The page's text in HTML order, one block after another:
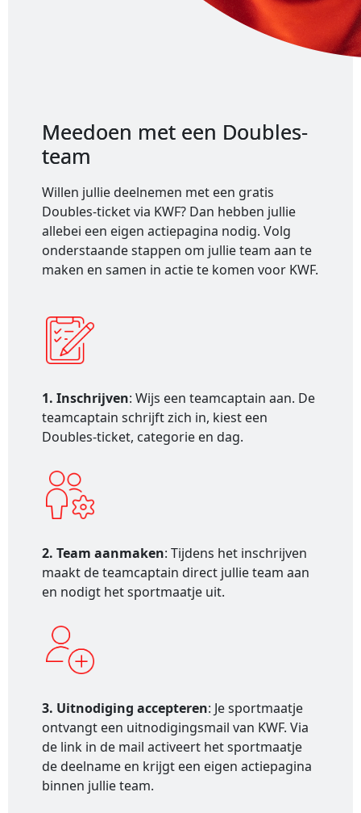
Meedoen met een Doubles-
team
Willen jullie deelnemen met een gratis
Doubles-ticket via KWF? Dan hebben jullie
allebei een eigen actiepagina nodig. Volg
onderstaande stappen om jullie team aan te
maken en samen in actie te komen voor KWF.
1. Inschrijven: Wijs een teamcaptain aan. De
teamcaptain schrijft zich in, kiest een
Doubles-ticket, categorie en dag.
2. Team aanmaken: Tijdens het inschrijven
maakt de teamcaptain direct jullie team aan
en nodigt het sportmaatje uit.
3. Uitnodiging accepteren: Je sportmaatje
ontvangt een uitnodigingsmail van KWF. Via
de link in de mail activeert het sportmaatje
de deelname en krijgt een eigen actiepagina
binnen jullie team.